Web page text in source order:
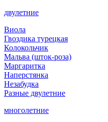
двулетние
Виола
Гвоздика турецкая
Колокольчик
Мальва (шток-роза)
Маргаритка
Наперстянка
Незабудка
Разные двулетние
многолетние